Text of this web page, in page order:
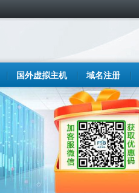
国外虚拟主机 域名注册